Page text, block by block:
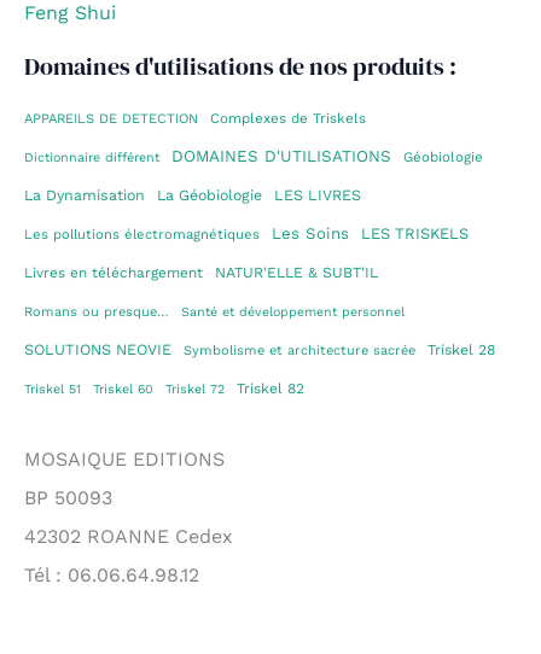
Feng Shui
Domaines d'utilisations de nos produits :
APPAREILS DE DETECTION Complexes de Triskels
Dictionnaire différent DOMAINES D'UTILISATIONS Géobiologie
La Dynamisation La Géobiologie LES LIVRES
Les pollutions électromagnétiques Les Soins LES TRISKELS
Livres en téléchargement NATUR'ELLE & SUBT'IL
Romans ou presque… Santé et développement personnel
SOLUTIONS NEOVIE Symbolisme et architecture sacrée Triskel 28
Triskel 51 Triskel 60 Triskel 72 Triskel 82
MOSAIQUE EDITIONS
BP 50093
42302 ROANNE Cedex
Tél : 06.06.64.98.12